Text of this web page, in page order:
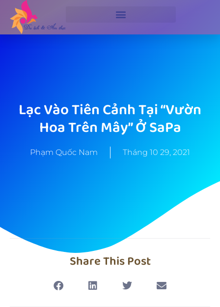
Lạc Vào Tiên Cảnh Tại “Vườn
Hoa Trên Mây” Ở SaPa
Phạm Quốc Nam Tháng 10 29, 2021
Share This Post